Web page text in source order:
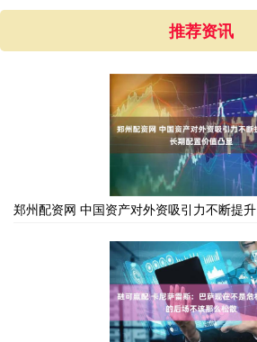
推荐资讯
郑州配资网 中国资产对外资吸引力不断提